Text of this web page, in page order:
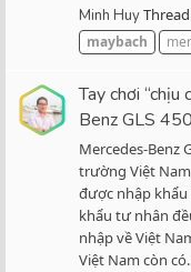
Minh HuyThread
maybach
Tay chơi
Benz GLS
Mercedes-Benz
trường Việt
được nhập
khẩu tư nhân
nhập về Việt
Việt Nam còn